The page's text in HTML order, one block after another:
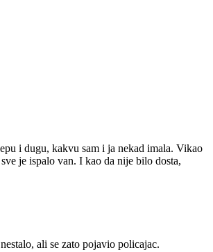
i dugu, kakvu sam i ja nekad imala. Vikao
je ispalo van. I kao da nije bilo dosta,
ali se zato pojavio policajac.